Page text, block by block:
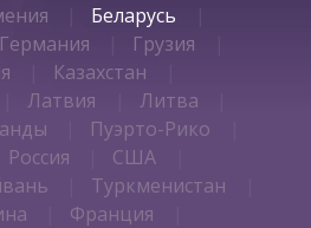
Беларусь
Германия
Грузия
Казахстан
Латвия
Литва
Пуэрто-Рико
Россия
США
Туркменистан
Франция